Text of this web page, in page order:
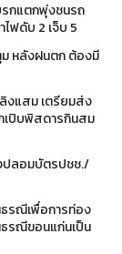
รกแตกพุ่งชนรถ
ฟดับ 2 เจ็บ 5
หลังฝนตก ต้องมี
งแสม เตรียมส่ง
เปิบพิสดารกินสม
ปลอมบัตรปชช./
รณีเพื่อการท่อง
รณีขอนแก่นเป็น